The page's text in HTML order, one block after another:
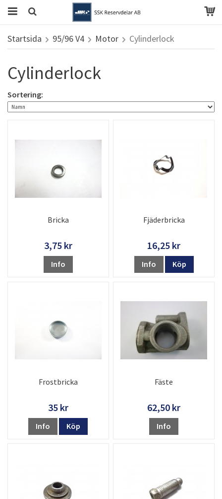
Startsida 95/96 V4 Motor Cylinderlock
Cylinderlock
Sortering:
Bricka
3,75 kr
Info
Fjäderbricka
16,25 kr
Info Köp
Frostbricka
35 kr
Info Köp
Fäste
62,50 kr
Info